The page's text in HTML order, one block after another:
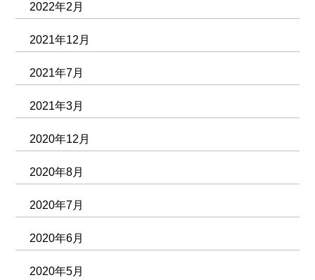
2022年2月
2021年12月
2021年7月
2021年3月
2020年12月
2020年8月
2020年7月
2020年6月
2020年5月